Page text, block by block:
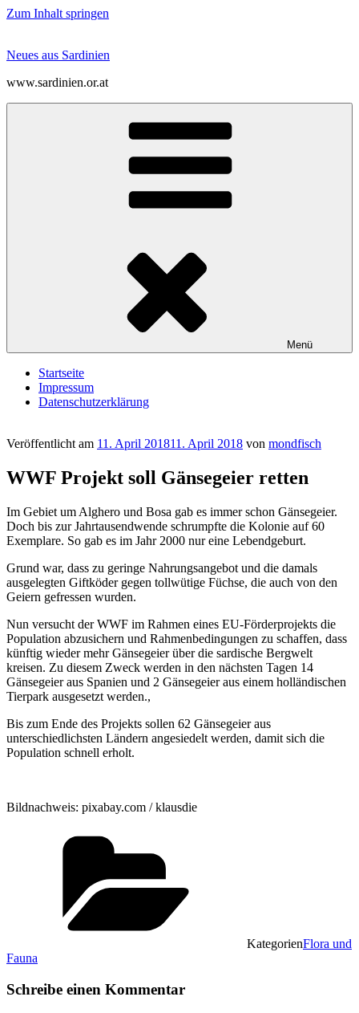
Zum Inhalt springen
Neues aus Sardinien
www.sardinien.or.at
Menü
Startseite
Impressum
Datenschutzerklärung
Veröffentlicht am 11. April 201811. April 2018 von mondfisch
WWF Projekt soll Gänsegeier retten
Im Gebiet um Alghero und Bosa gab es immer schon Gänsegeier.
Doch bis zur Jahrtausendwende schrumpfte die Kolonie auf 60
Exemplare. So gab es im Jahr 2000 nur eine Lebendgeburt.
Grund war, dass zu geringe Nahrungsangebot und die damals
ausgelegten Giftköder gegen tollwütige Füchse, die auch von den
Geiern gefressen wurden.
Nun versucht der WWF im Rahmen eines EU-Förderprojekts die
Population abzusichern und Rahmenbedingungen zu schaffen, dass
künftig wieder mehr Gänsegeier über die sardische Bergwelt
kreisen. Zu diesem Zweck werden in den nächsten Tagen 14
Gänsegeier aus Spanien und 2 Gänsegeier aus einem holländischen
Tierpark ausgesetzt werden.,
Bis zum Ende des Projekts sollen 62 Gänsegeier aus
unterschiedlichsten Ländern angesiedelt werden, damit sich die
Population schnell erholt.
Bildnachweis: pixabay.com / klausdie
KategorienFlora und
Fauna
Schreibe einen Kommentar